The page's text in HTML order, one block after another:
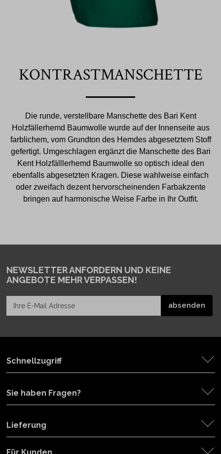
KONTRASTMANSCHETTE
Die runde, verstellbare Manschette des Bari Kent
Holzfällerhemd Baumwolle wurde auf der Innenseite aus
farblichem, vom Grundton des Hemdes abgesetztem Stoff
gefertigt. Umgeschlagen ergänzt die Manschette des Bari
Kent Holzfälllerhemd Baumwolle so optisch ideal den
ebenfalls abgesetzten Kragen. Diese wahlweise einfach
oder zweifach dezent hervorscheinenden Farbakzente
bringen auf harmonische Weise Farbe in Ihr Outfit.
NEWSLETTER ANFORDERN UND KEINE
ANGEBOTE MEHR VERPASSEN!
Schnellzugriff
Sie haben Fragen?
Lieferung